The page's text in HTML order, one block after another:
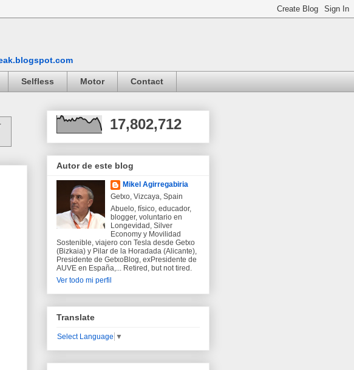
Selfless Motor Contact
17,802,712
Autor de este blog
Mikel Agirregabiria
Getxo, Vizcaya, Spain
Abuelo, físico, educador,
blogger, voluntario en
Longevidad, Silver
Economy y Movilidad
Sostenible, viajero con Tesla desde Getxo
(Bizkaia) y Pilar de la Horadada (Alicante),
Presidente de GetxoBlog, exPresidente de
AUVE en España,... Retired, but not tired.
Ver todo mi perfil
Translate
Select Language ▼